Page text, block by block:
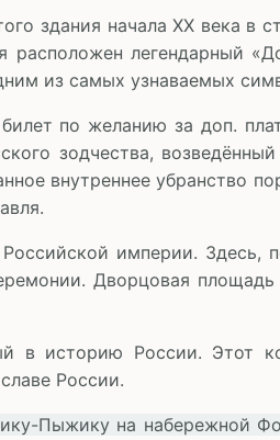
здания начала XX века в
расположен легендарный
из самых узнаваемых
по желанию за доп.
зодчества, возведённый
внутреннее убранство
империи. Здесь,
Дворцовая
в историю России. Этот
России.
Пыжику на набережной